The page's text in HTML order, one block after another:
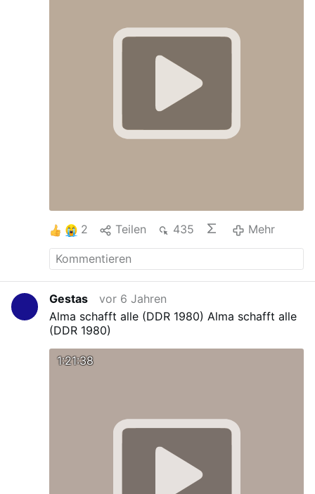
2 Teilen 435 Mehr
Gestas
vor 6 Jahren
Alma schafft alle (DDR 1980) Alma schafft alle
(DDR 1980)
1:21:38